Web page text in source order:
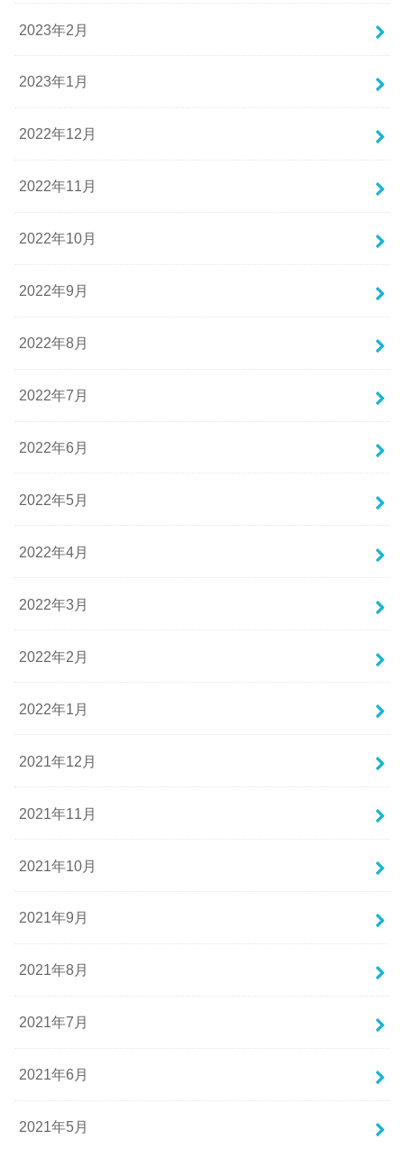
2023年2月
2023年1月
2022年12月
2022年11月
2022年10月
2022年9月
2022年8月
2022年7月
2022年6月
2022年5月
2022年4月
2022年3月
2022年2月
2022年1月
2021年12月
2021年11月
2021年10月
2021年9月
2021年8月
2021年7月
2021年6月
2021年5月